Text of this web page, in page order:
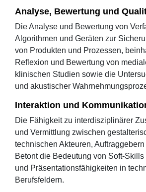
Analyse, Bewertung und
Die Analyse und Bewertung von
Algorithmen und Geräten zur
von Produkten und Prozessen,
Reflexion und Bewertung von
klinischen Studien sowie die
und akustischer
Interaktion und
Die Fähigkeit zu interdisziplinärer
und Vermittlung zwischen
technischen Akteuren,
Betont die Bedeutung von Soft-
und Präsentationsfähigkeiten in
Berufsfeldern.